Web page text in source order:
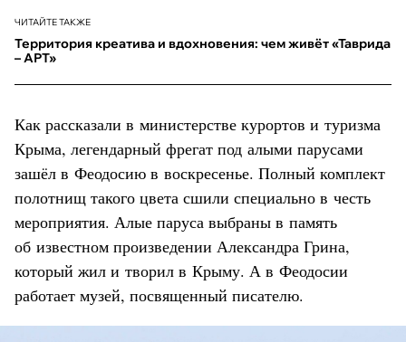
ЧИТАЙТЕ ТАКЖЕ
Территория креатива и вдохновения: чем живёт «Таврида
– АРТ»
Как рассказали в министерстве курортов и туризма
Крыма, легендарный фрегат под алыми парусами
зашёл в Феодосию в воскресенье. Полный комплект
полотнищ такого цвета сшили специально в честь
мероприятия. Алые паруса выбраны в память
об известном произведении Александра Грина,
который жил и творил в Крыму. А в Феодосии
работает музей, посвященный писателю.